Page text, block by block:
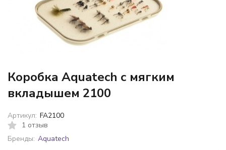
Коробка Aquatech с мягким
вкладышем 2100
1 отзыв
Бренды: Aquatech
Артикул: FA2100